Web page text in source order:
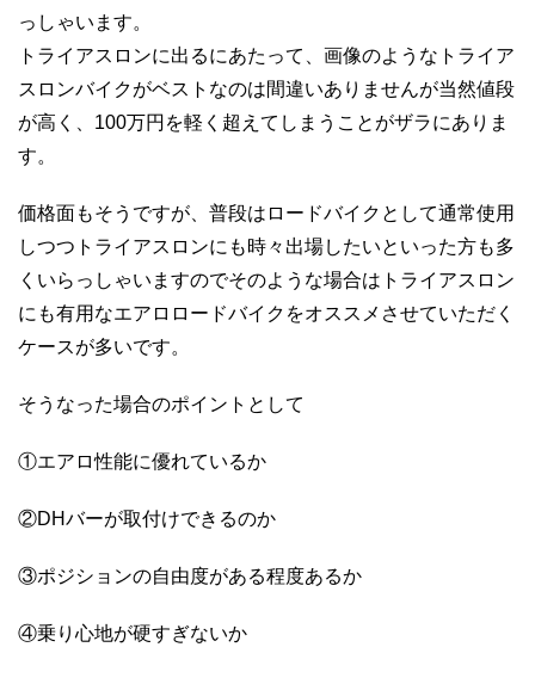
っしゃいます。
トライアスロンに出るにあたって、画像のようなトライア
スロンバイクがベストなのは間違いありませんが当然値段
が高く、100万円を軽く超えてしまうことがザラにありま
す。
価格面もそうですが、普段はロードバイクとして通常使用
しつつトライアスロンにも時々出場したいといった方も多
くいらっしゃいますのでそのような場合はトライアスロン
にも有用なエアロロードバイクをオススメさせていただく
ケースが多いです。
そうなった場合のポイントとして
①エアロ性能に優れているか
②DHバーが取付けできるのか
③ポジションの自由度がある程度あるか
④乗り心地が硬すぎないか